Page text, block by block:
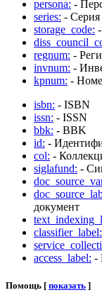
persona: -
series: - Серия
storage_code:
regnum: -
invnum: -
kpnum: -
isbn: - ISBN
issn: - ISSN
bbk: - BBK
id: -
col: -
siglafund: -
документ
classifier_label:
access_label: -
Помощь [ показать ]